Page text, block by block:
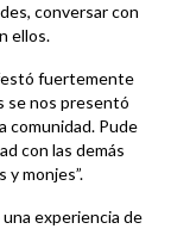
conversar con
ellos.
fuertemente
se nos presentó
comunidad. Pude
con las demás
y monjes”.
experiencia de